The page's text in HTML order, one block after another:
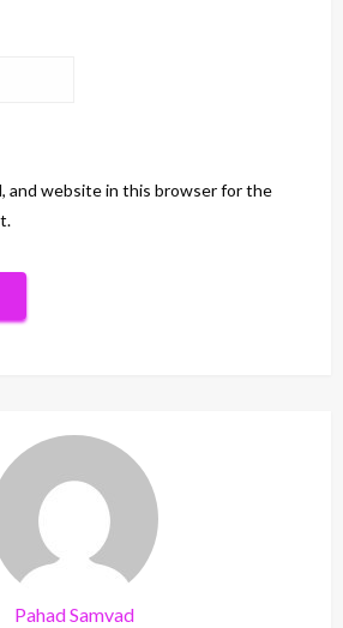
and website in this browser for the
Pahad Samvad